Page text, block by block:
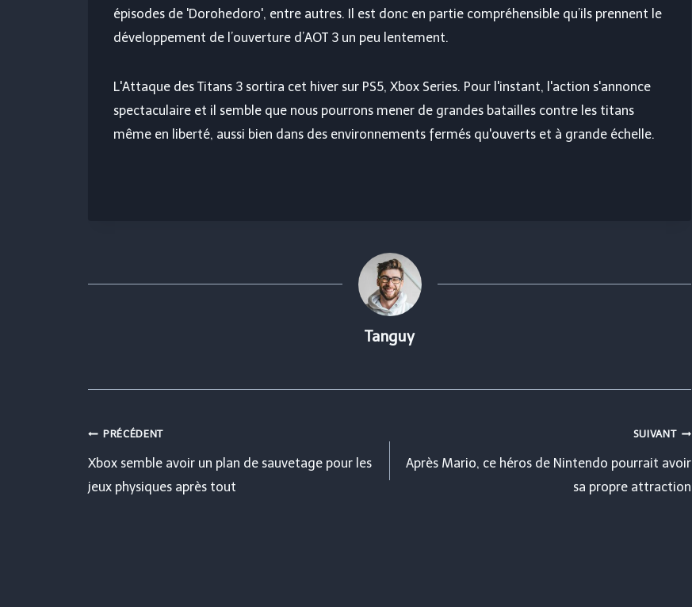
épisodes de 'Dorohedoro', entre autres. Il est donc en partie compréhensible qu’ils prennent le
développement de l’ouverture d’AOT 3 un peu lentement.
L'Attaque des Titans 3 sortira cet hiver sur PS5, Xbox Series. Pour l'instant, l'action s'annonce
spectaculaire et il semble que nous pourrons mener de grandes batailles contre les titans
même en liberté, aussi bien dans des environnements fermés qu'ouverts et à grande échelle.
Tanguy
Navigation
de
PRÉCÉDENT
Xbox semble avoir un plan de sauvetage pour les
jeux physiques après tout
SUIVANT
Après Mario, ce héros de Nintendo pourrait avoir
sa propre attraction